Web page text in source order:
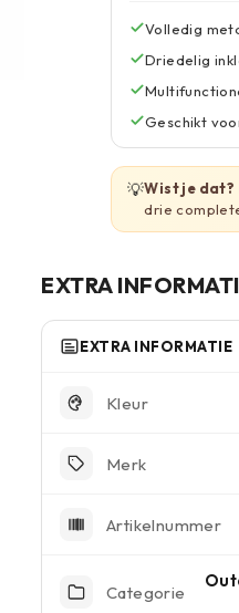
Volledig
Driedelig
Geschikt
💡Wist je dat?
drie
EXTRA
EXTRA INFORMATIE
Kleur
Merk
Artikelnummer
Categorie